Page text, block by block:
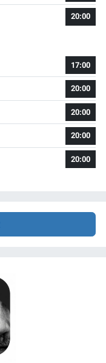
20:00
17:00
20:00
20:00
20:00
20:00